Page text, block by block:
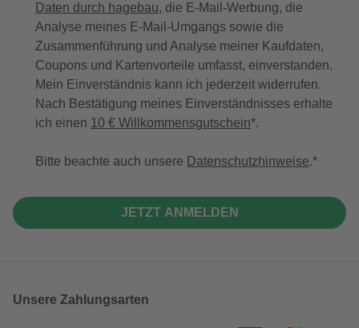
Daten durch hagebau, die E-Mail-Werbung, die
Analyse meines E-Mail-Umgangs sowie die
Zusammenführung und Analyse meiner Kaufdaten,
Coupons und Kartenvorteile umfasst, einverstanden.
Mein Einverständnis kann ich jederzeit widerrufen.
Nach Bestätigung meines Einverständnisses erhalte
ich einen 10 € Willkommensgutschein*.
Bitte beachte auch unsere Datenschutzhinweise.
JETZT ANMELDEN
Unsere Zahlungsarten